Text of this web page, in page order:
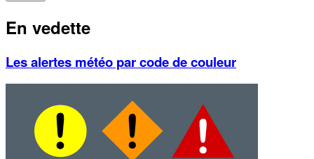
En vedette
Les alertes météo par code de couleur